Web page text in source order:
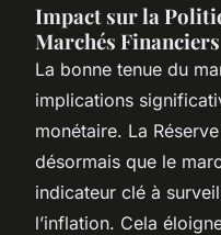
Impact sur la
Marchés Financiers
La bonne tenue du
implications
monétaire. La
désormais que le
indicateur clé à
l’inflation. Cela